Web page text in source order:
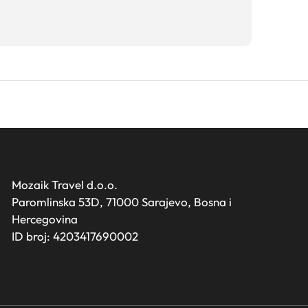
Mozaik Travel d.o.o.
Paromlinska 53D, 71000 Sarajevo, Bosna i
Hercegovina
ID broj: 4203417690002